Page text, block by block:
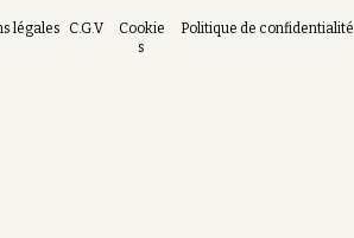
légales C.G.V
Cookie
s
Politique de confidentialité